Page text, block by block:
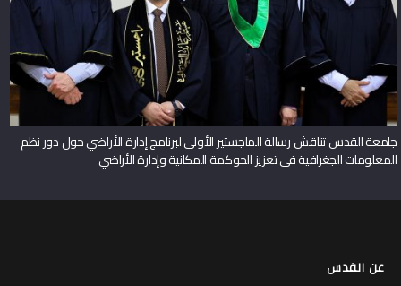
جامعة القدس تناقش رسالة الماجستير الأولى لبرنامج إدارة الأراضي حول دور نظم
المعلومات الجغرافية في تعزيز الحوكمة المكانية وإدارة الأراضي
عن القدس